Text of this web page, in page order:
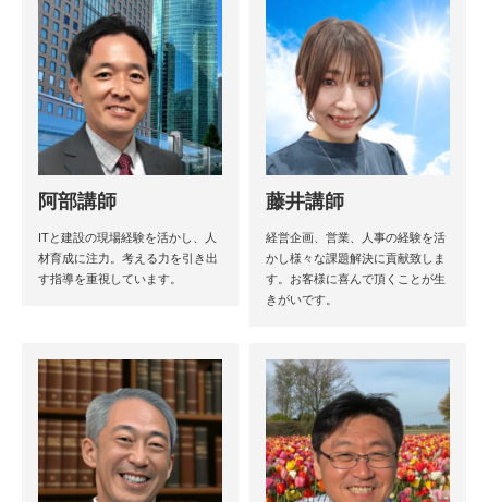
阿部講師
ITと建設の現場経験を活かし、人
材育成に注力。考える力を引き出
す指導を重視しています。
藤井講師
経営企画、営業、人事の経験を活
かし様々な課題解決に貢献致しま
す。お客様に喜んで頂くことが生
きがいです。